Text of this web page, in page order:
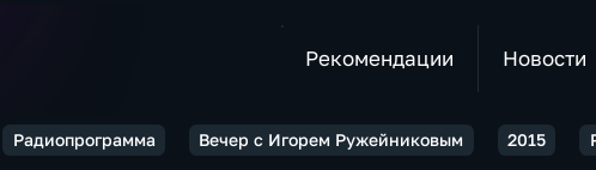
Рекомендации Новости
Радиопрограмма Вечер с Игорем Ружейниковым 2015